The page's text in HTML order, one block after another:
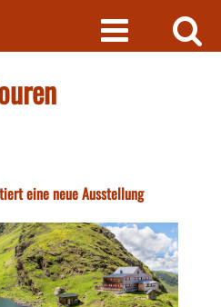
eine neue Ausstellung